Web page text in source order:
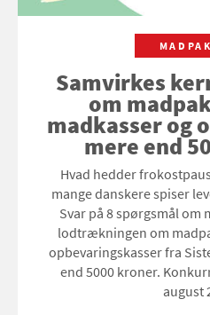
Samvirkes
om
madkasser og
mere end
Hvad hedder
mange danskere spiser
Svar på 8 spørgsmål om
lodtrækningen om
opbevaringskasser fra
end 5000 kroner.
august